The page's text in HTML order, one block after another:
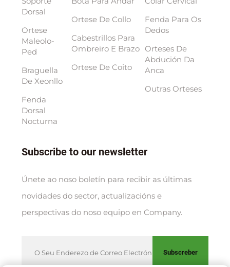
Dorsal
Ortese
Maleolo-
Ped
Braguella
De Xeonllo
Fenda
Dorsal
Nocturna
Ortese De Collo
Cabestrillos Para
Ombreiro E Brazo
Ortese De Coito
Fenda Para Os
Dedos
Orteses De
Abdución Da
Anca
Outras Orteses
Subscribe to our newsletter
Únete ao noso boletín para recibir as últimas
novidades do sector, actualizacións e
perspectivas do noso equipo en Company.
Subscreber